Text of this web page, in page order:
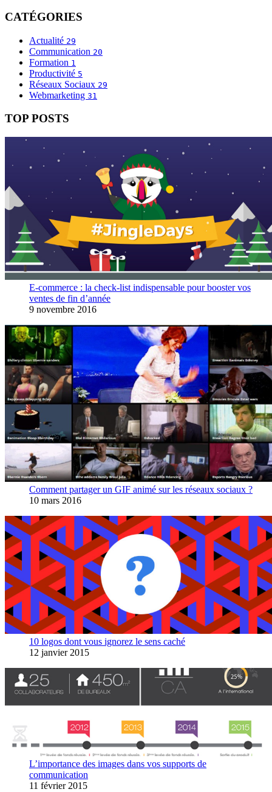
CATÉGORIES
Actualité 29
Communication 20
Formation 1
Productivité 5
Réseaux Sociaux 29
Webmarketing 31
TOP POSTS
E-commerce : la check-list indispensable pour booster vos
ventes de fin d’année
9 novembre 2016
Comment partager un GIF animé sur les réseaux sociaux ?
10 mars 2016
10 logos dont vous ignorez le sens caché
12 janvier 2015
L’importance des images dans vos supports de
communication
11 février 2015